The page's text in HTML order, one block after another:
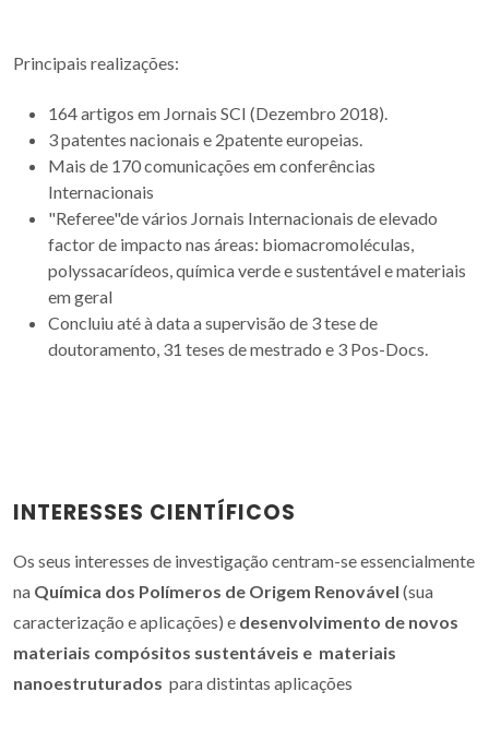
Principais realizações:
164 artigos em Jornais SCI (Dezembro 2018).
3 patentes nacionais e 2patente europeias.
Mais de 170 comunicações em conferências
Internacionais
"Referee"de vários Jornais Internacionais de elevado
factor de impacto nas áreas: biomacromoléculas,
polyssacarídeos, química verde e sustentável e materiais
em geral
Concluiu até à data a supervisão de 3 tese de
doutoramento, 31 teses de mestrado e 3 Pos-Docs.
INTERESSES CIENTÍFICOS
Os seus interesses de investigação centram-se essencialmente
na Química dos Polímeros de Origem Renovável (sua
caracterização e aplicações) e desenvolvimento de novos
materiais compósitos sustentáveis e materiais
nanoestruturados para distintas aplicações